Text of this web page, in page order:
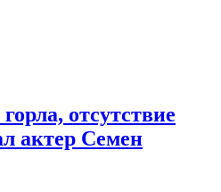
отсутствие
актер Семен